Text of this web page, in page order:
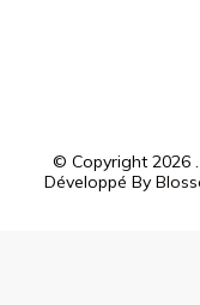
© Copyright 2026
Développé By